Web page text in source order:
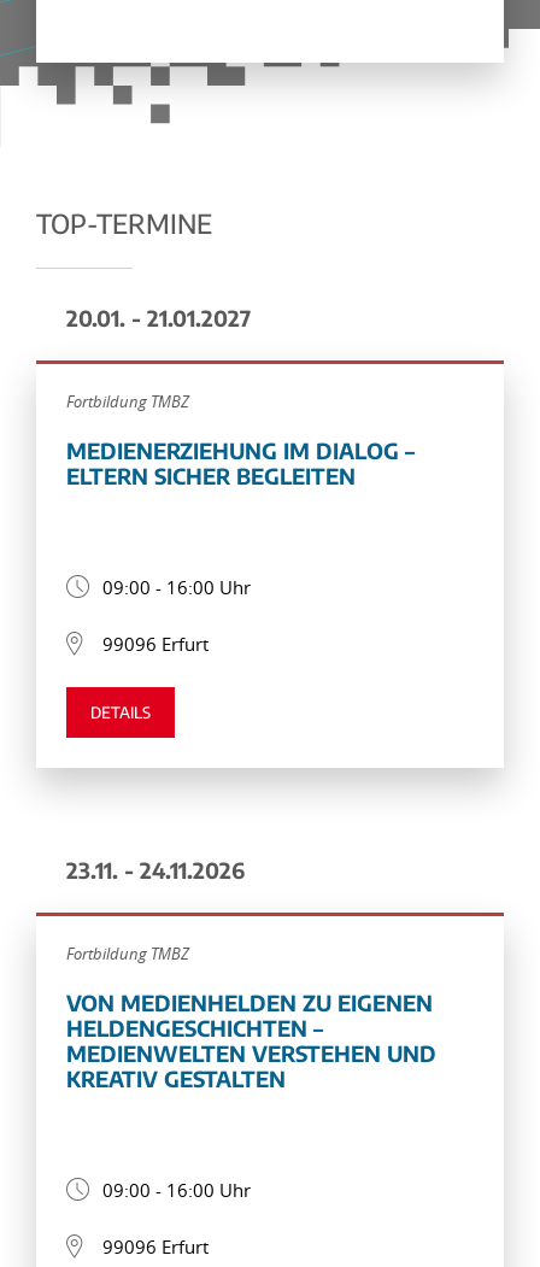
TOP-TERMINE
20.01. - 21.01.2027
Fortbildung TMBZ
MEDIENERZIEHUNG IM DIALOG –
ELTERN SICHER BEGLEITEN
09:00 - 16:00 Uhr
99096 Erfurt
DETAILS
23.11. - 24.11.2026
Fortbildung TMBZ
VON MEDIENHELDEN ZU EIGENEN
HELDENGESCHICHTEN –
MEDIENWELTEN VERSTEHEN UND
KREATIV GESTALTEN
09:00 - 16:00 Uhr
99096 Erfurt